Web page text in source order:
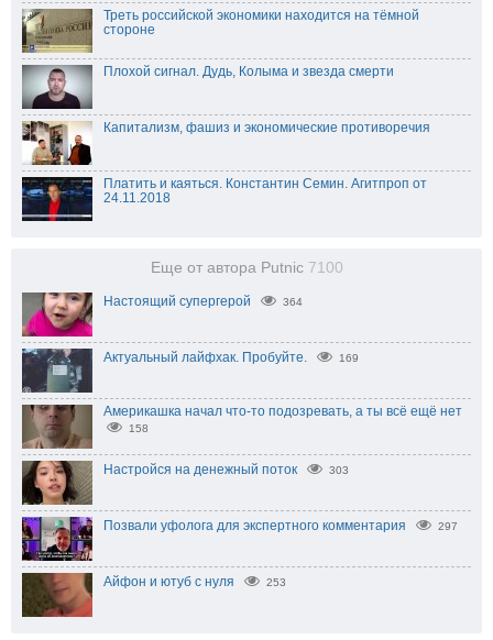
Треть российской экономики находится на тёмной
стороне
Плохой сигнал. Дудь, Колыма и звезда смерти
Капитализм, фашиз и экономические противоречия
Платить и каяться. Константин Семин. Агитпроп от
24.11.2018
Еще от автора Putnic 7100
Настоящий супергерой 364
Актуальный лайфхак. Пробуйте. 169
Америкашка начал что-то подозревать, а ты всё ещё нет
158
Настройся на денежный поток 303
Позвали уфолога для экспертного комментария 297
Айфон и ютуб с нуля 253